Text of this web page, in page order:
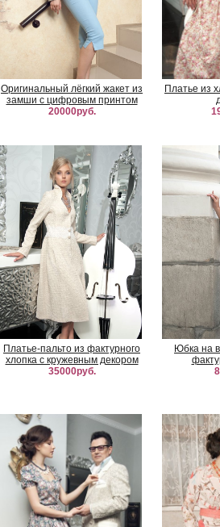
Оригинальный лёгкий жакет из
замши с цифровым принтом
20000руб.
Платье из
Платье-пальто из фактурного
хлопка с кружевным декором
35000руб.
Юбка на